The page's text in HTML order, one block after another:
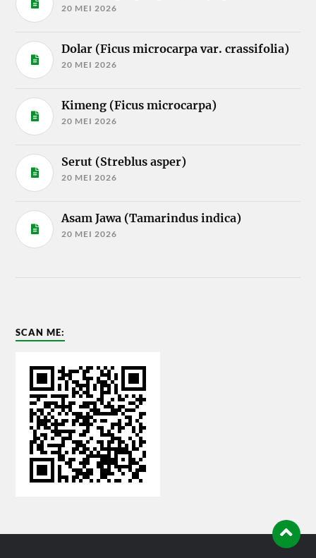
20 MEI 2026
Dolar (Ficus microcarpa var. crassifolia)
20 MEI 2026
Kimeng (Ficus microcarpa)
20 MEI 2026
Serut (Streblus asper)
20 MEI 2026
Asam Jawa (Tamarindus indica)
20 MEI 2026
SCAN ME: